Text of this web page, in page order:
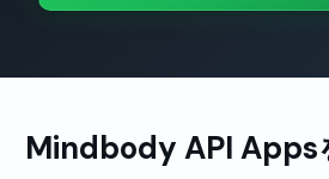
Mindbody API Apps